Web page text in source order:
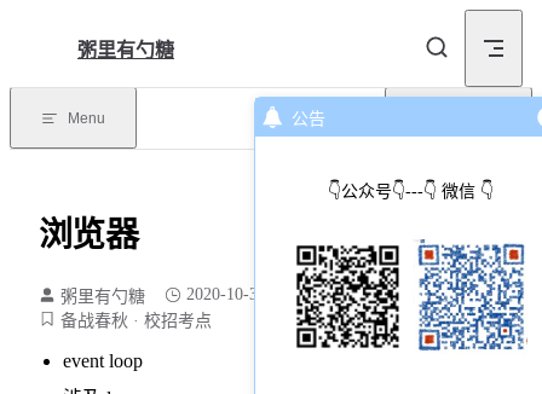
公告
👇公众号👇---👇 微信 👇
粥里有勺糖
Menu
浏览器
粥里有勺糖 2020-10-30 77 个字
1 分钟
备战春秋
校招考点
event loop